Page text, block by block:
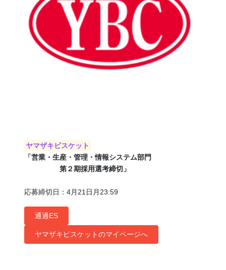
ヤマザキビスケット
「営業・生産・管理・情報システム部門
第２期採用選考締切」
応募締切日：4月21日月23:59
通過ES
ヤマザキビスケットのマイページへ